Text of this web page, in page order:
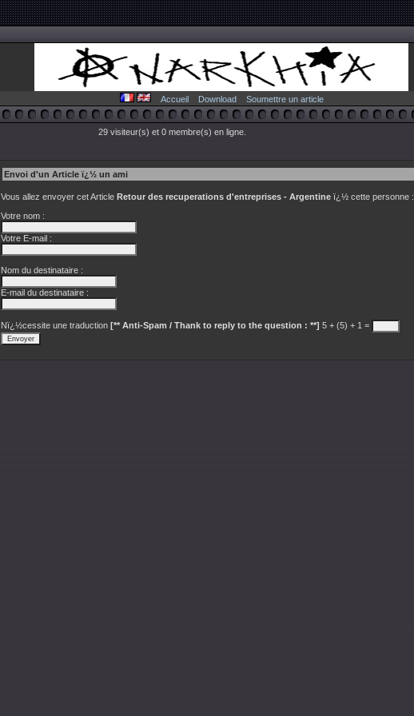
Accueil Download Soumettre un article
29 visiteur(s) et 0 membre(s) en ligne.
Envoi d'un Article ï¿½ un ami
Vous allez envoyer cet Article Retour des recuperations d'entreprises - Argentine ï¿½ cette personne :
Votre nom :
Votre E-mail :
Nom du destinataire :
E-mail du destinataire :
Nï¿½cessite une traduction [** Anti-Spam / Thank to reply to the question : **] 5 + (5) + 1 =